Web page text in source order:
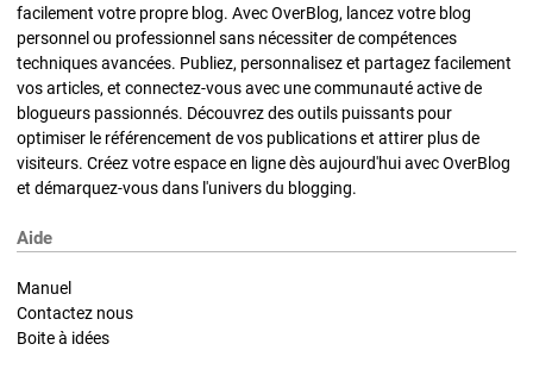
facilement votre propre blog. Avec OverBlog, lancez votre blog
personnel ou professionnel sans nécessiter de compétences
techniques avancées. Publiez, personnalisez et partagez facilement
vos articles, et connectez-vous avec une communauté active de
blogueurs passionnés. Découvrez des outils puissants pour
optimiser le référencement de vos publications et attirer plus de
visiteurs. Créez votre espace en ligne dès aujourd'hui avec OverBlog
et démarquez-vous dans l'univers du blogging.
Aide
Manuel
Contactez nous
Boite à idées